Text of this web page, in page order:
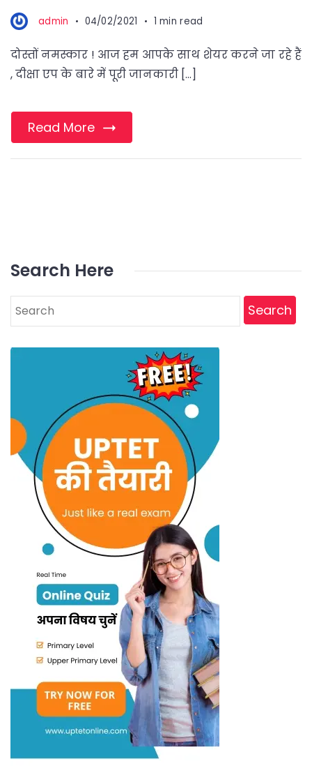
admin 04/02/2021 1 min read
दोस्तों नमस्कार ! आज हम आपके साथ शेयर करने जा रहे हैं
, दीक्षा एप के बारे में पूरी जानकारी […]
Read More
Search Here
Search
for: